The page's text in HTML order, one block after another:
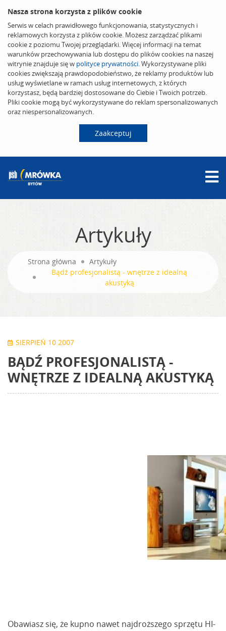
Nasza strona korzysta z plików cookie
Serwis w celach prawidłowego funkcjonowania, statystycznych i
reklamowych korzysta z plików cookie. Możesz zarządzać plikami
cookie z poziomu Twojej przeglądarki. Więcej informacji na temat
warunków przechowywania lub dostępu do plików cookies na naszej
witrynie znajduje się w polityce prywatności. Wykorzystywane pliki
cookies zwiększają prawdopodobieństwo, że reklamy produktów lub
usług wyświetlane w ramach usług internetowych, z których
korzystasz, będą bardziej dostosowane do Ciebie i Twoich potrzeb.
Pliki cookie mogą być wykorzystywane do reklam spersonalizowanych
oraz niespersonalizowanych.
Zaakceptuj
Artykuły
Strona główna
Artykuły
Bądź profesjonalistą - wnętrze z idealną
akustyką
SIERPIEŃ 10 2007
BĄDŹ PROFESJONALISTĄ -
WNĘTRZE Z IDEALNĄ AKUSTYKĄ
Obawiasz się, że kupno nawet najdroższego sprzętu HI-